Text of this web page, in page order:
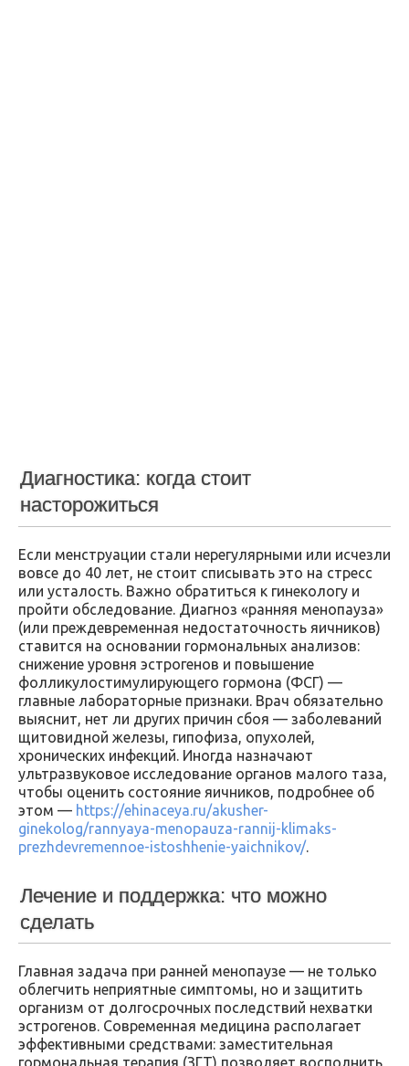
Диагностика: когда стоит
насторожиться
Если менструации стали нерегулярными или исчезли
вовсе до 40 лет, не стоит списывать это на стресс
или усталость. Важно обратиться к гинекологу и
пройти обследование. Диагноз «ранняя менопауза»
(или преждевременная недостаточность яичников)
ставится на основании гормональных анализов:
снижение уровня эстрогенов и повышение
фолликулостимулирующего гормона (ФСГ) —
главные лабораторные признаки. Врач обязательно
выяснит, нет ли других причин сбоя — заболеваний
щитовидной железы, гипофиза, опухолей,
хронических инфекций. Иногда назначают
ультразвуковое исследование органов малого таза,
чтобы оценить состояние яичников, подробнее об
этом — https://ehinaceya.ru/akusher-
ginekolog/rannyaya-menopauza-rannij-klimaks-
prezhdevremennoe-istoshhenie-yaichnikov/.
Лечение и поддержка: что можно
сделать
Главная задача при ранней менопаузе — не только
облегчить неприятные симптомы, но и защитить
организм от долгосрочных последствий нехватки
эстрогенов. Современная медицина располагает
эффективными средствами: заместительная
гормональная терапия (ЗГТ) позволяет восполнить